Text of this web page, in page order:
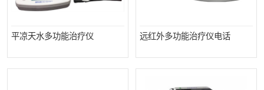
平凉天水多功能治疗仪 远红外多功能治疗仪电话